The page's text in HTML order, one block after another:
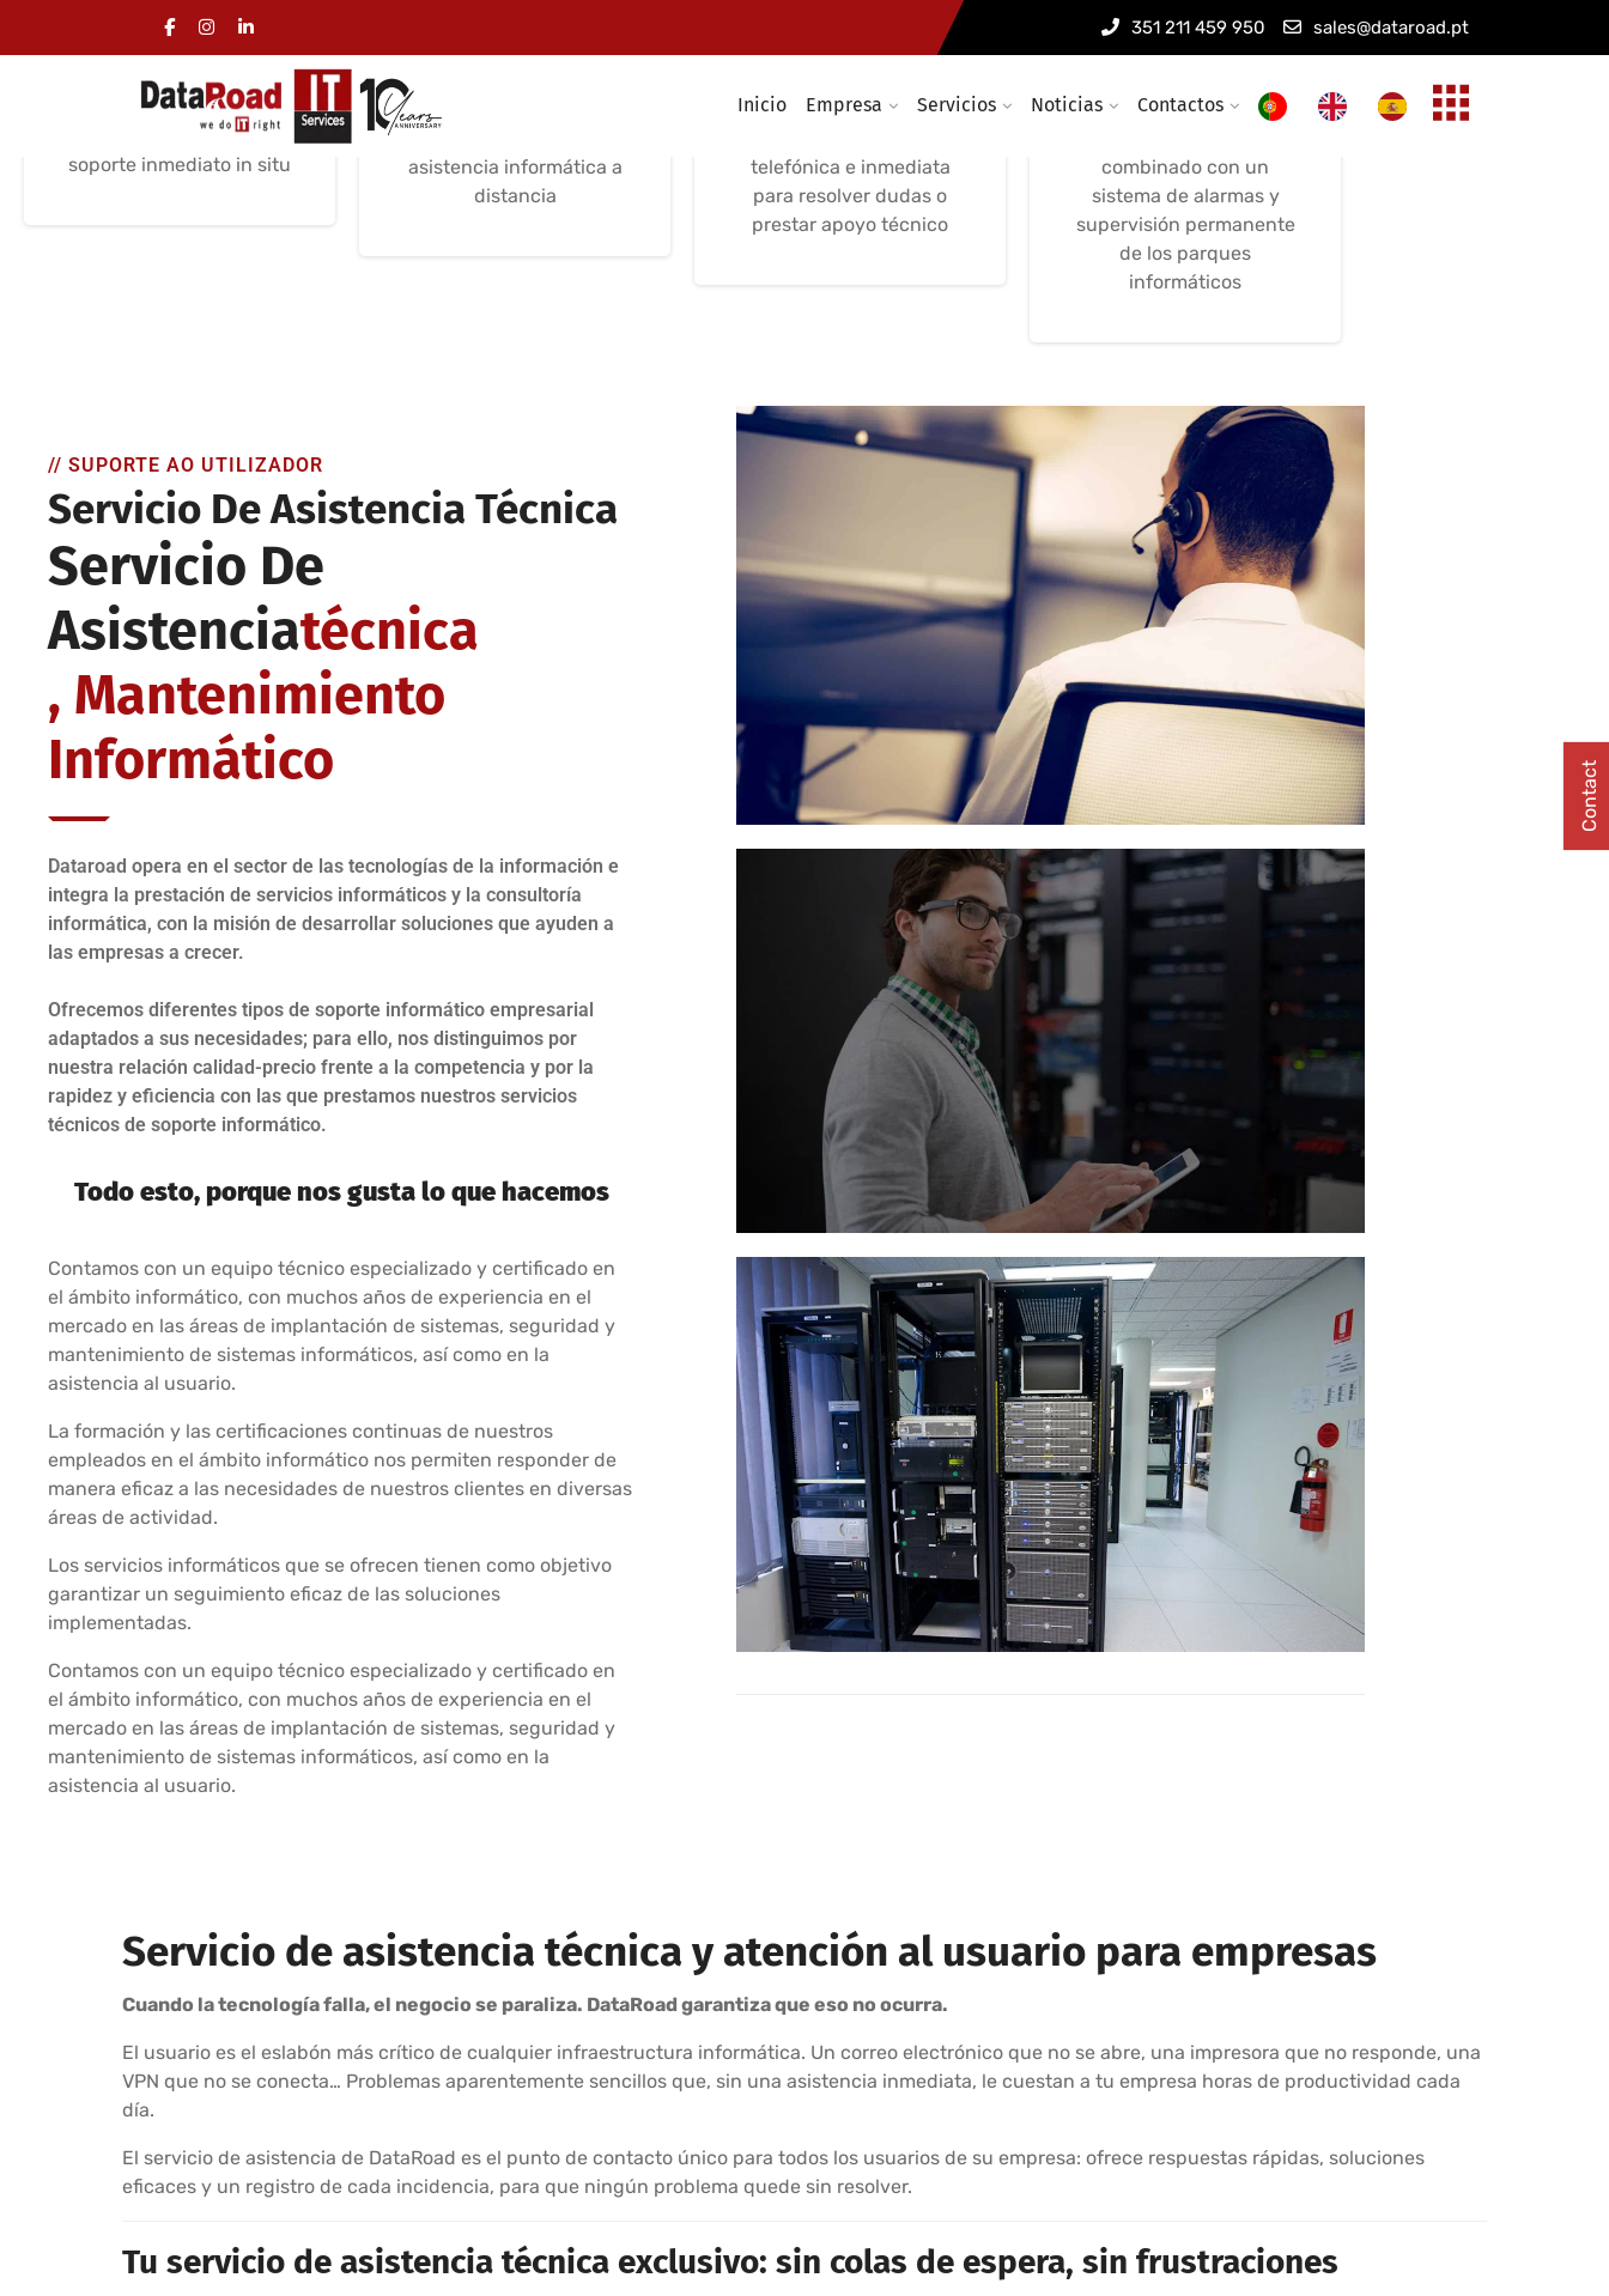
351 211 459 950 sales@dataroad.pt
Inicio Empresa Servicios Noticias Contactos
Asistencia
informática in situ
Asistencia informática in
situ, permanente, con
soporte inmediato in situ
informática a
asistencia informática a
distancia
informática por
telefónica e inmediata
para resolver dudas o
prestar apoyo técnico
Mantenimiento
informático y de
sistemas de alarma
combinado con un
sistema de alarmas y
supervisión permanente
de los parques
informáticos
// SUPORTE AO UTILIZADOR
Servicio De Asistencia Técnica
Servicio De
AsistenciaTécnica
, Mantenimiento
Informático
Dataroad opera en el sector de las tecnologías de la información e
integra la prestación de servicios informáticos y la consultoría
informática, con la misión de desarrollar soluciones que ayuden a
las empresas a crecer.
Ofrecemos diferentes tipos de soporte informático empresarial
adaptados a sus necesidades; para ello, nos distinguimos por
nuestra relación calidad-precio frente a la competencia y por la
rapidez y eficiencia con las que prestamos nuestros servicios
técnicos de soporte informático.
Todo esto, porque nos gusta lo que hacemos
Contamos con un equipo técnico especializado y certificado en
el ámbito informático, con muchos años de experiencia en el
mercado en las áreas de implantación de sistemas, seguridad y
mantenimiento de sistemas informáticos, así como en la
asistencia al usuario.
La formación y las certificaciones continuas de nuestros
empleados en el ámbito informático nos permiten responder de
manera eficaz a las necesidades de nuestros clientes en diversas
áreas de actividad.
Los servicios informáticos que se ofrecen tienen como objetivo
garantizar un seguimiento eficaz de las soluciones
implementadas.
Contamos con un equipo técnico especializado y certificado en
el ámbito informático, con muchos años de experiencia en el
mercado en las áreas de implantación de sistemas, seguridad y
mantenimiento de sistemas informáticos, así como en la
asistencia al usuario.
Servicio de asistencia técnica y atención al usuario para empresas
Cuando la tecnología falla, el negocio se paraliza. DataRoad garantiza que eso no ocurra.
El usuario es el eslabón más crítico de cualquier infraestructura informática. Un correo electrónico que no se abre, una impresora que no responde, una
VPN que no se conecta… Problemas aparentemente sencillos que, sin una asistencia inmediata, le cuestan a tu empresa horas de productividad cada
día.
El servicio de asistencia de DataRoad es el punto de contacto único para todos los usuarios de su empresa: ofrece respuestas rápidas, soluciones
eficaces y un registro de cada incidencia, para que ningún problema quede sin resolver.
Tu servicio de asistencia técnica exclusivo: sin colas de espera, sin frustraciones
Contact